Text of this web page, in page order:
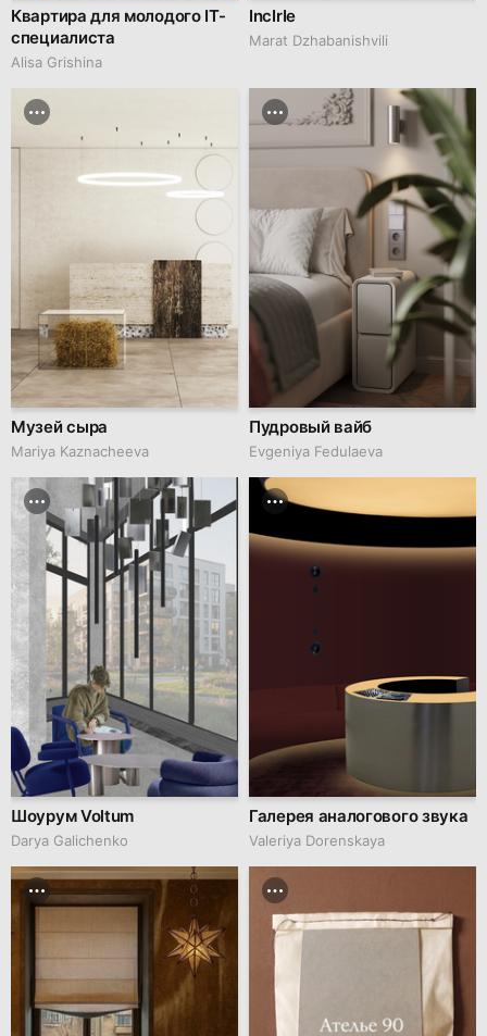
Квартира для молодого IT-
специалиста
Alisa Grishina
IncIrIe
Marat Dzhabanishvili
Музей сыра
Mariya Kaznacheeva
Пудровый вайб
Evgeniya Fedulaeva
Шоурум Voltum
Darya Galichenko
Галерея аналогового звука
Valeriya Dorenskaya